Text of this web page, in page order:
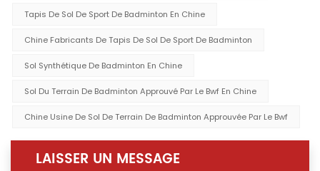
Tapis De Sol De Sport De Badminton En Chine
Chine Fabricants De Tapis De Sol De Sport De Badminton
Sol Synthétique De Badminton En Chine
Sol Du Terrain De Badminton Approuvé Par Le Bwf En Chine
Chine Usine De Sol De Terrain De Badminton Approuvée Par Le Bwf
LAISSER UN MESSAGE